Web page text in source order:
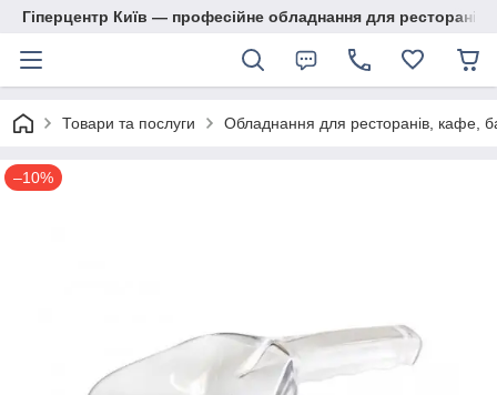
Гіперцентр Київ — професійне обладнання для ресторанів,
Товари та послуги Обладнання для ресторанів, кафе,
–10%